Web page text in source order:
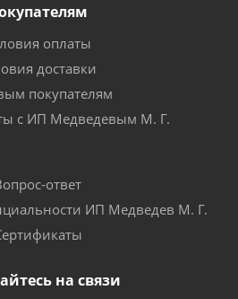
оплаты
доставки
покупателям
с ИП Медведевым М. Г.
ответ
ИП Медведев М. Г.
на связи